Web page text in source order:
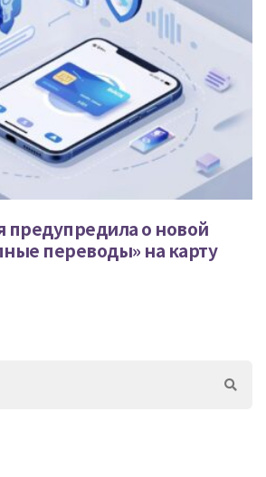
предупредила о новой
переводы» на карту